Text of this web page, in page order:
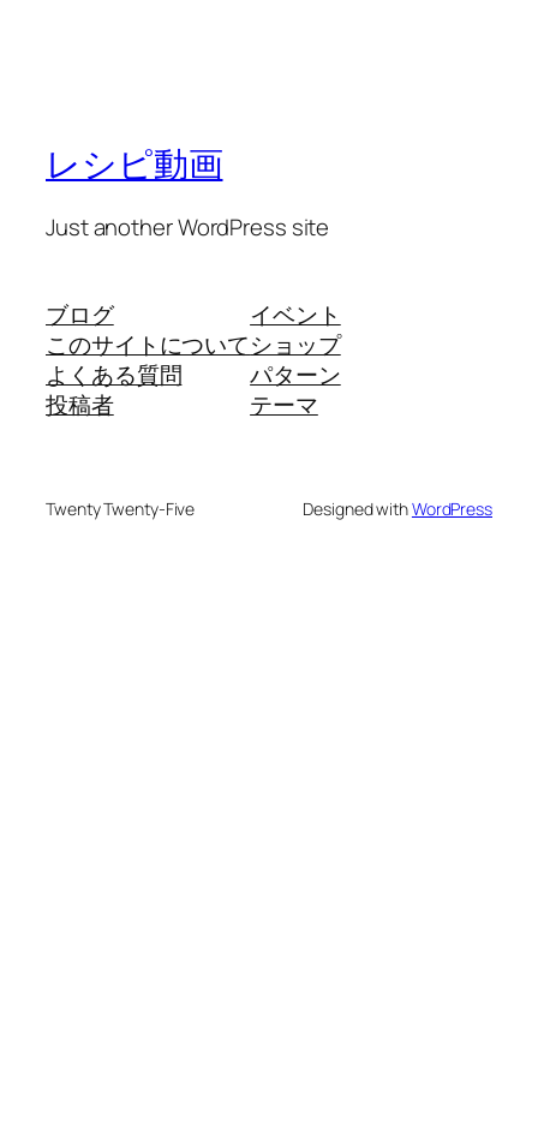
レシピ動画
Just another WordPress site
ブログ
このサイトについて
よくある質問
投稿者
イベント
ショップ
パターン
テーマ
Twenty Twenty-Five Designed withWordPress